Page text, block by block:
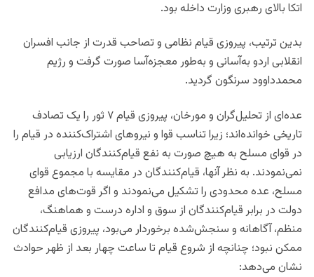
اتکا بالای رهبری وزارت داخله بود.
بدین ترتیب، پیروزی قیام نظامی و تصاحب قدرت از جانب افسران
انقلابی اردو به‌آسانی و به‌طور معجزه‌آسا صورت گرفت و رژیم
محمدداوود سرنگون گردید.
عده‌ای از تحلیل‌گران و مورخان، پیروزی قیام ۷ ثور را یک تصادف
تاریخی خوانده‌اند؛ زیرا تناسب قوا و نیروهای اشتراک‌کننده در قیام را
در قوای مسلح به هیچ صورت به نفع قیام‌کنندگان ارزیابی
نمی‌نمودند. به نظر آنها، قیام‌کنندگان در مقایسه با مجموع قوای
مسلح، عده محدودی را تشکیل می‌نمودند و اگر قوت‌های مدافع
دولت در برابر قیام‌کنندگان از سوق و اداره درست و هماهنگ،
منظم، آگاهانه و سنجش‌شده برخوردار می‌بود، پیروزی قیام‌کنندگان
ممکن نبود؛ چنانچه از شروع قیام تا ساعت چهار بعد از ظهر حوادث
نشان می‌دهد: